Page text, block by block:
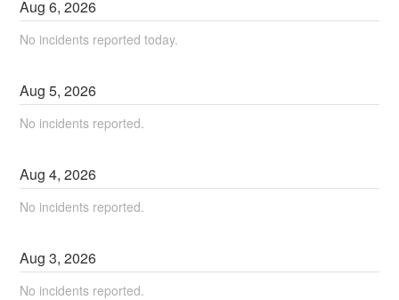
Aug6,2026
No incidents reported today.
Aug5,2026
No incidents reported.
Aug4,2026
No incidents reported.
Aug3,2026
No incidents reported.